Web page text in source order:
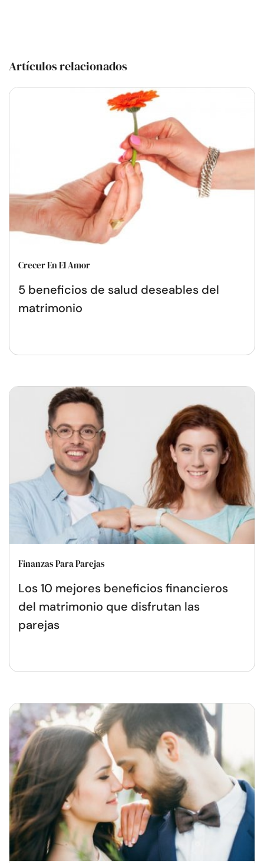
Artículos relacionados
Crecer En El Amor
5 beneficios de salud deseables del
matrimonio
Finanzas Para Parejas
Los 10 mejores beneficios financieros
del matrimonio que disfrutan las
parejas